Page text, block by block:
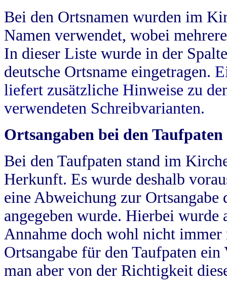
Bei den Ortsnamen wurden im
Namen verwendet, wobei
In dieser Liste wurde in der
deutsche Ortsname eingetragen.
liefert zusätzliche Hinweise zu
verwendeten Schreibvarianten.
Ortsangaben bei den Taufpaten
Bei den Taufpaten stand im
Herkunft. Es wurde deshalb
eine Abweichung zur
angegeben wurde. Hierbei wurde
Annahme doch wohl nicht
Ortsangabe für den Taufpaten
man aber von der Richtigkeit